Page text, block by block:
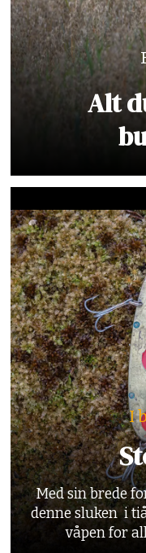
Alt
I
Med sin brede
denne sluken i
våpen for